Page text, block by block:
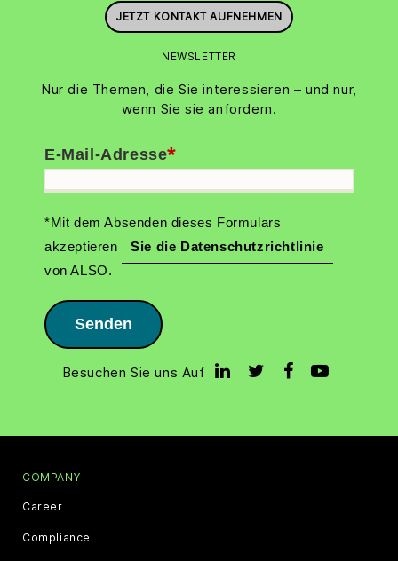
JETZT KONTAKT AUFNEHMEN
NEWSLETTER
Nur die Themen, die Sie interessieren – und nur,
wenn Sie sie anfordern.
*
E-Mail-Adresse
*Mit dem Absenden dieses Formulars
akzeptieren
Sie die Datenschutzrichtlinie
von ALSO.
Senden
Besuchen Sie uns Auf
COMPANY
Career
Compliance